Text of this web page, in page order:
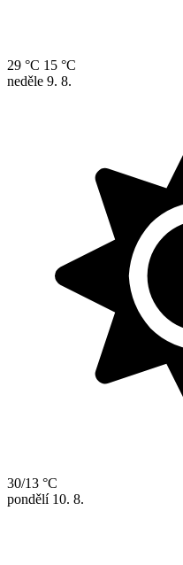
29 °C 15 °C
neděle 9. 8.
30/13 °C
pondělí 10. 8.